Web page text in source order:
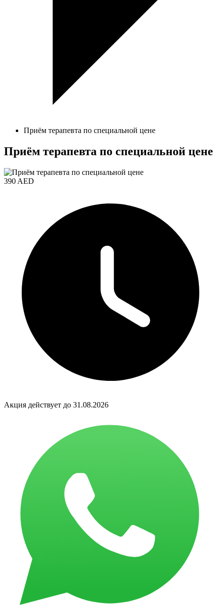
Приём терапевта по специальной цене
Приём терапевта по специальной цене
390 AED
Акция действует до 31.08.2026